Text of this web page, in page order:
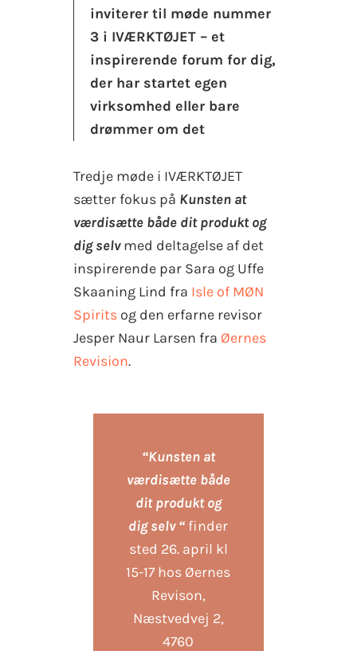
inviterer til møde nummer
3 i IVÆRKTØJET – et
inspirerende forum for dig,
der har startet egen
virksomhed eller bare
drømmer om det
Tredje møde i IVÆRKTØJET
sætter fokus på Kunsten at
værdisætte både dit produkt og
dig selvmed deltagelse af det
inspirerende par Sara og Uffe
Skaaning Lind fra Isle of MØN
Spirits og den erfarne revisor
Jesper Naur Larsen fra Øernes
Revision.
“Kunsten at
værdisætte både
dit produkt og
dig selv “ finder
sted 26. april kl
15-17 hos Øernes
Revison,
Næstvedvej 2,
4760